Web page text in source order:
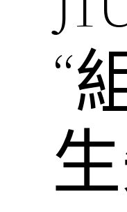
“